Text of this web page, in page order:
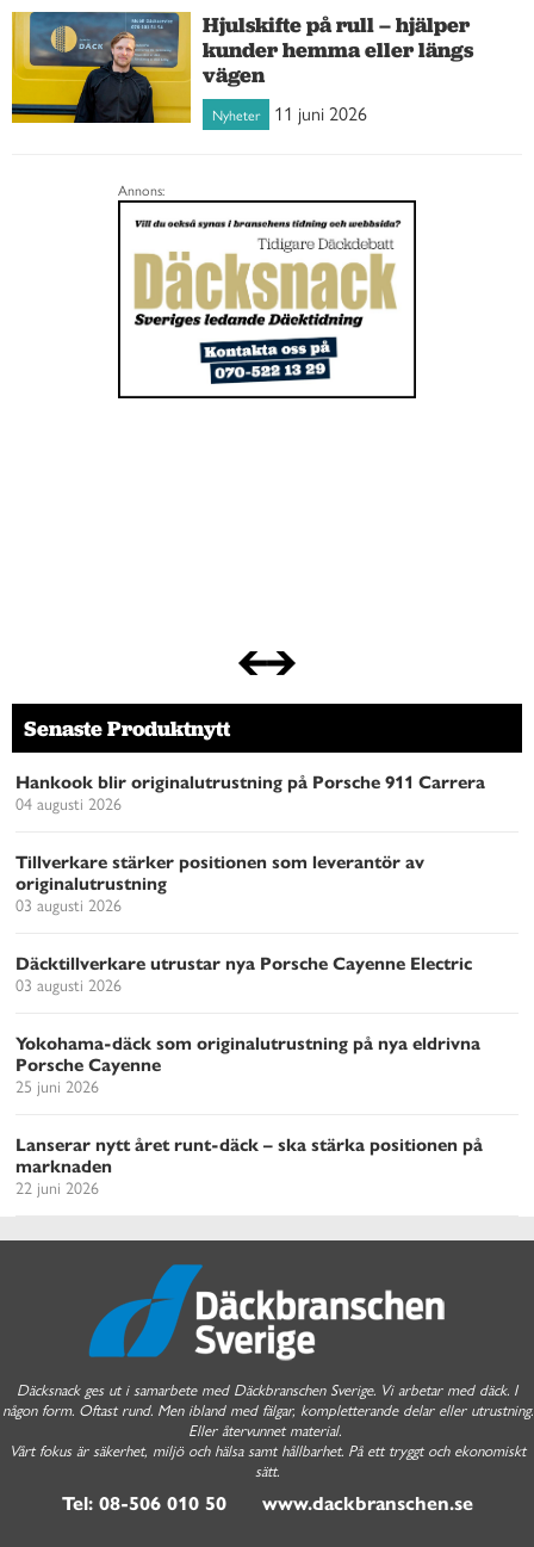
Hjulskifte på rull – hjälper
kunder hemma eller längs
vägen
Nyheter 11 juni 2026
Annons:
Senaste Produktnytt
Hankook blir originalutrustning på Porsche 911 Carrera
04 augusti 2026
Tillverkare stärker positionen som leverantör av
originalutrustning
03 augusti 2026
Däcktillverkare utrustar nya Porsche Cayenne Electric
03 augusti 2026
Yokohama-däck som originalutrustning på nya eldrivna
Porsche Cayenne
25 juni 2026
Lanserar nytt året runt-däck – ska stärka positionen på
marknaden
22 juni 2026
Däcksnack ges ut i samarbete med Däckbranschen Sverige. Vi arbetar med däck. I
någon form. Oftast rund. Men ibland med fälgar, kompletterande delar eller utrustning.
Eller återvunnet material.
Vårt fokus är säkerhet, miljö och hälsa samt hållbarhet. På ett tryggt och ekonomiskt
sätt.
Tel: 08-506 010 50 www.dackbranschen.se